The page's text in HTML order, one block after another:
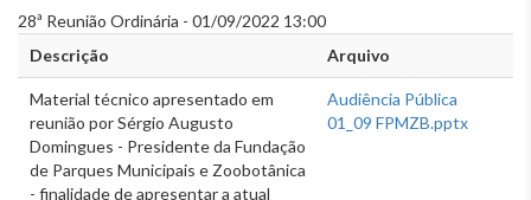
28ª Reunião Ordinária - 01/09/2022 13:00
Descrição
Arquivo
Material técnico apresentado em
reunião por Sérgio Augusto
Domingues - Presidente da Fundação
de Parques Municipais e Zoobotânica
- finalidade de apresentar a atual
Audiência Pública
01_09 FPMZB.pptx